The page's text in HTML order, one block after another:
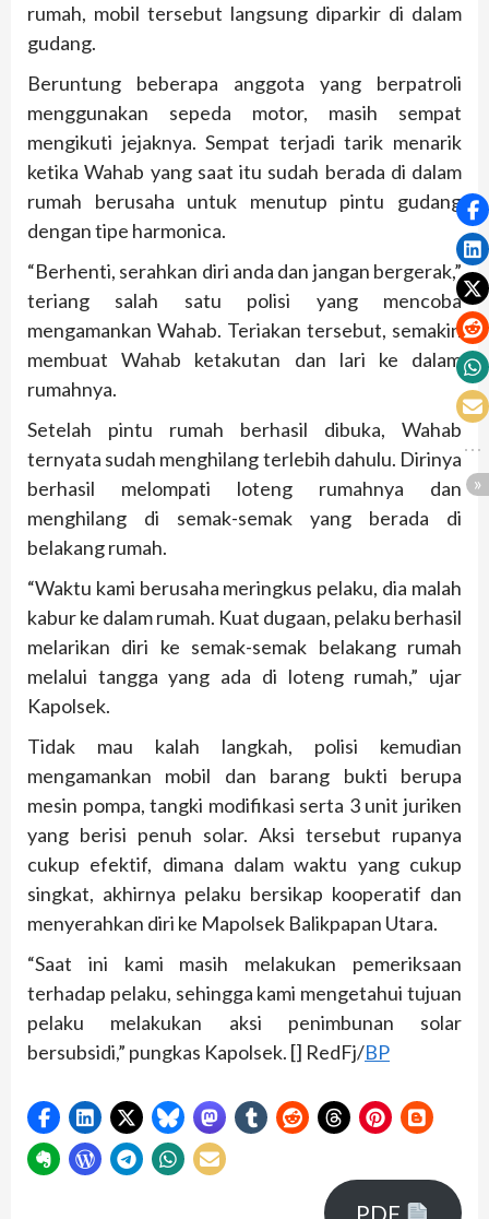
rumah, mobil tersebut langsung diparkir di dalam
gudang.
Beruntung beberapa anggota yang berpatroli
menggunakan sepeda motor, masih sempat
mengikuti jejaknya. Sempat terjadi tarik menarik
ketika Wahab yang saat itu sudah berada di dalam
rumah berusaha untuk menutup pintu gudang
dengan tipe harmonica.
“Berhenti, serahkan diri anda dan jangan bergerak,”
teriang salah satu polisi yang mencoba
mengamankan Wahab. Teriakan tersebut, semakin
membuat Wahab ketakutan dan lari ke dalam
rumahnya.
Setelah pintu rumah berhasil dibuka, Wahab
ternyata sudah menghilang terlebih dahulu. Dirinya
berhasil melompati loteng rumahnya dan
menghilang di semak-semak yang berada di
belakang rumah.
“Waktu kami berusaha meringkus pelaku, dia malah
kabur ke dalam rumah. Kuat dugaan, pelaku berhasil
melarikan diri ke semak-semak belakang rumah
melalui tangga yang ada di loteng rumah,” ujar
Kapolsek.
Tidak mau kalah langkah, polisi kemudian
mengamankan mobil dan barang bukti berupa
mesin pompa, tangki modifikasi serta 3 unit juriken
yang berisi penuh solar. Aksi tersebut rupanya
cukup efektif, dimana dalam waktu yang cukup
singkat, akhirnya pelaku bersikap kooperatif dan
menyerahkan diri ke Mapolsek Balikpapan Utara.
“Saat ini kami masih melakukan pemeriksaan
terhadap pelaku, sehingga kami mengetahui tujuan
pelaku melakukan aksi penimbunan solar
bersubsidi,” pungkas Kapolsek. [] RedFj/BP
PDF